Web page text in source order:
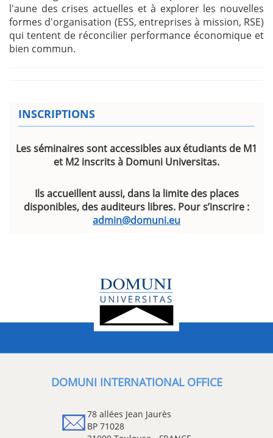
l'aune des crises actuelles et à explorer les nouvelles
formes d'organisation (ESS, entreprises à mission, RSE)
qui tentent de réconcilier performance économique et
bien commun.
INSCRIPTIONS
Les séminaires sont accessibles aux étudiants de M1
et M2 inscrits à Domuni Universitas.
Ils accueillent aussi, dans la limite des places
disponibles, des auditeurs libres. Pour s’inscrire :
admin@domuni.eu
DOMUNI INTERNATIONAL OFFICE
78 allées Jean Jaurès
BP 71028